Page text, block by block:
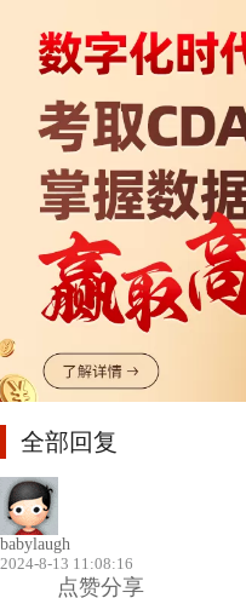
全部回复
babylaugh
2024-8-13 11:08:16
点赞分享